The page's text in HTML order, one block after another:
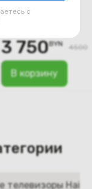
с
TCL 65C7K
В корзину
3 750BYN 4500
телевизоры Haier